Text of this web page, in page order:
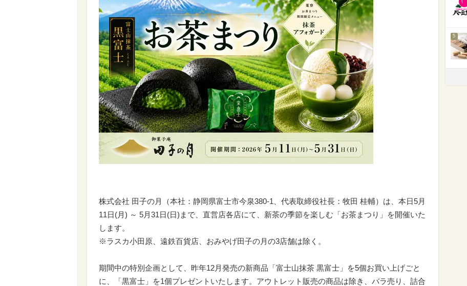
株式会社 田子の月（本社：静岡県富士市今泉380-1、代表取締役社長：牧田 桂輔）は、本日5月
11日(月) ～ 5月31日(日)まで、直営店各店にて、新茶の季節を楽しむ「お茶まつり」を開催いた
します。
※ラスカ小田原、遠鉄百貨店、おみやげ田子の月の3店舗は除く。
期間中の特別企画として、昨年12月発売の新商品「富士山抹茶 黒富士」を5個お買い上げごと
に、「黒富士」を1個プレゼントいたします。アウトレット販売の商品は除き、バラ売り、詰合
5